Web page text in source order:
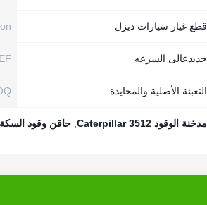
قطع غيار سيارات ديزل
حديدعالى السرعه
التعبئة الأصلية والمحايدة
مدخنة الوقود Caterpillar 3512 حاقن وقود السكة